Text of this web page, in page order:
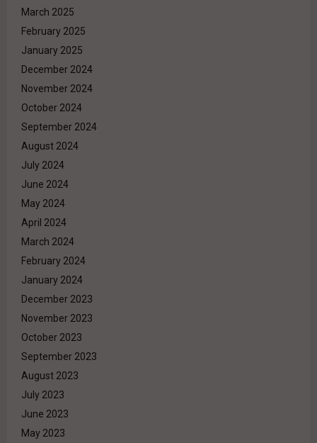
March 2025
February 2025
January 2025
December 2024
November 2024
October 2024
September 2024
August 2024
July 2024
June 2024
May 2024
April 2024
March 2024
February 2024
January 2024
December 2023
November 2023
October 2023
September 2023
August 2023
July 2023
June 2023
May 2023